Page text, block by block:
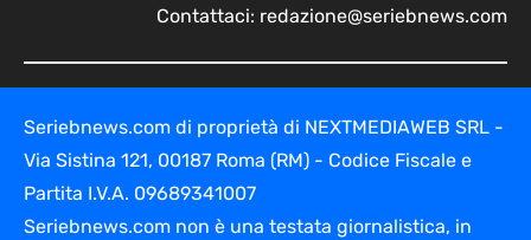
Contattaci: redazione@seriebnews.com
Seriebnews.com di proprietà di NEXTMEDIAWEB SRL -
Via Sistina 121, 00187 Roma (RM) - Codice Fiscale e
Partita I.V.A. 09689341007
Seriebnews.com non è una testata giornalistica, in